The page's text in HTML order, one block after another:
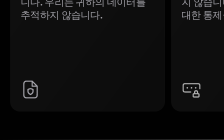
추적하지 않습니다.
대한 통